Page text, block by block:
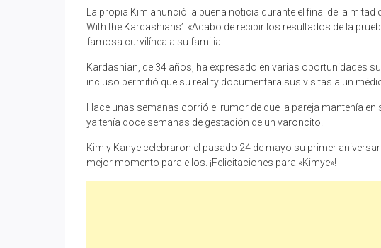
La propia Kim anunció la buena noticia durante el final de la mitad
With the Kardashians’. «Acabo de recibir los resultados de la
famosa curvilínea a su familia.
Kardashian, de 34 años, ha expresado en varias oportunidades
incluso permitió que su reality documentara sus visitas a un
Hace unas semanas corrió el rumor de que la pareja mantenía
ya tenía doce semanas de gestación de un varoncito.
Kim y Kanye celebraron el pasado 24 de mayo su primer
mejor momento para ellos. ¡Felicitaciones para «Kimye»!